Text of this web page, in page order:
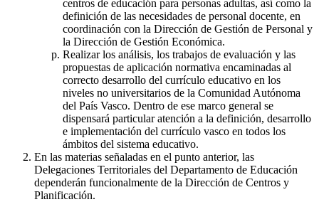
centros de educación para personas adultas, así como la
definición de las necesidades de personal docente, en
coordinación con la Dirección de Gestión de Personal y
la Dirección de Gestión Económica.
Realizar los análisis, los trabajos de evaluación y las
propuestas de aplicación normativa encaminadas al
correcto desarrollo del currículo educativo en los
niveles no universitarios de la Comunidad Autónoma
del País Vasco. Dentro de ese marco general se
dispensará particular atención a la definición, desarrollo
e implementación del currículo vasco en todos los
ámbitos del sistema educativo.
En las materias señaladas en el punto anterior, las
Delegaciones Territoriales del Departamento de Educación
dependerán funcionalmente de la Dirección de Centros y
Planificación.